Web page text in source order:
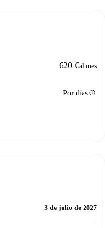
620 €al mes
Por díasinfo
3 de julio de 2027